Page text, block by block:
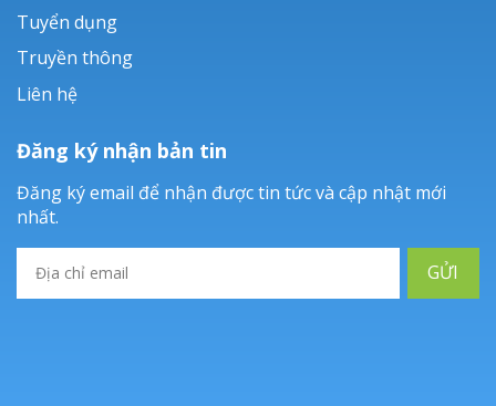
Tuyển dụng
Truyền thông
Liên hệ
Đăng ký nhận bản tin
Đăng ký email để nhận được tin tức và cập nhật mới
nhất.
GỬI